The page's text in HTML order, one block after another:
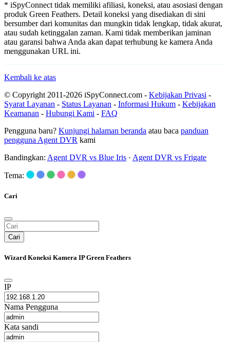
* iSpyConnect tidak memiliki afiliasi, koneksi, atau asosiasi dengan
produk Green Feathers. Detail koneksi yang disediakan di sini
bersumber dari komunitas dan mungkin tidak lengkap, tidak akurat,
atau sudah ketinggalan zaman. Kami tidak memberikan jaminan
atau garansi bahwa Anda akan dapat terhubung ke kamera Anda
menggunakan URL ini.
Kembali ke atas
© Copyright 2011-2026 iSpyConnect.com - Kebijakan Privasi -
Syarat Layanan - Status Layanan - Informasi Hukum - Kebijakan
Keamanan - Hubungi Kami - FAQ
Pengguna baru? Kunjungi halaman beranda atau baca panduan
pengguna Agent DVR kami
Bandingkan: Agent DVR vs Blue Iris · Agent DVR vs Frigate
Tema:
Cari
Cari
Wizard Koneksi Kamera IP Green Feathers
IP
Nama Pengguna
Kata sandi